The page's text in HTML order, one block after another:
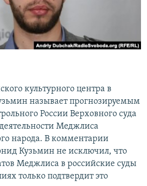
КРЫМА
культурного центра в
называет прогнозируемым
России Верховного суда
Меджлиса
народа. В комментарии
Кузьмин не исключил, что
Меджлиса в российские суды
только подтвердит это